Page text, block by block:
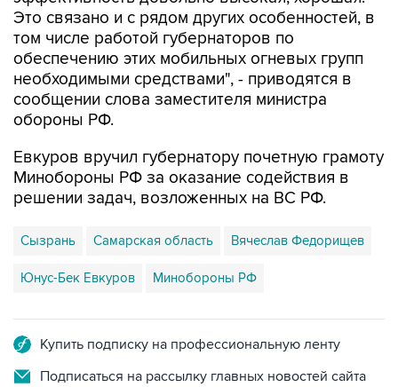
Это связано и с рядом других особенностей, в
том числе работой губернаторов по
обеспечению этих мобильных огневых групп
необходимыми средствами", - приводятся в
сообщении слова заместителя министра
обороны РФ.
Евкуров вручил губернатору почетную грамоту
Минобороны РФ за оказание содействия в
решении задач, возложенных на ВС РФ.
Сызрань Самарская область Вячеслав Федорищев
Юнус-Бек Евкуров Минобороны РФ
Купить подписку на профессиональную ленту
Подписаться на рассылку главных новостей сайта